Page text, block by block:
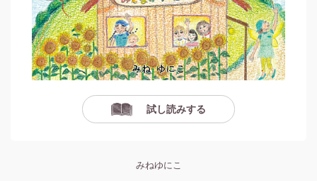
試し読みする
みねゆにこ